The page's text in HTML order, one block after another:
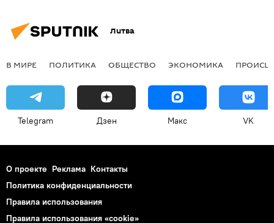
Литва
В МИРЕ ПОЛИТИКА ОБЩЕСТВО ЭКОНОМИКА
Telegram Дзен Макс VK
О проекте Реклама Контакты
Политика конфиденциальности
Правила использования
Правила использования «cookie»